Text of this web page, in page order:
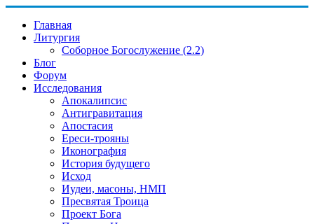
Главная
Литургия
Соборное Богослужение (2.2)
Блог
Форум
Исследования
Апокалипсис
Антигравитация
Апостасия
Ереси-трояны
Иконография
История будущего
Исход
Иудеи, масоны, НМП
Пресвятая Троица
Проект Бога